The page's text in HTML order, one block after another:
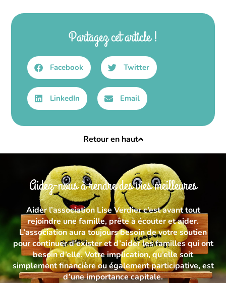
Partagez cet article !
Facebook Twitter
LinkedIn Email
Retour en haut
Aidez-nous à rendre des vies meilleures
Aider l’association Lise Verdier c’est avant tout
rejoindre une famille, prête à écouter et aider.
L’association aura toujours besoin de votre soutien
pour continuer d’exister et d’aider les familles qui ont
besoin d’elle. Votre implication, qu’elle soit
simplement financière ou également participative, est
d’une importance capitale.